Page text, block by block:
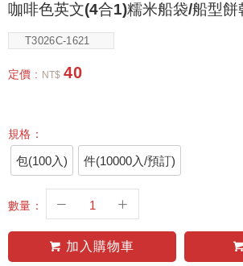
咖啡色英文(4合1)糯米船袋/船型餅
T3026C-1621
定價 : NT$ 40
規格：
包(100入) 件(10000入/預訂)
數量：
加入購物車